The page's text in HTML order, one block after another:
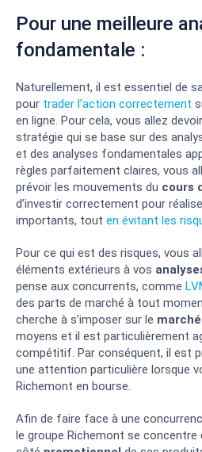
BROKER
Des frais
comparés
sécurisée
Copy
Pour une meilleure
fondamentale :
Naturellement, il est essentiel de
pour trader l’action correctement
en ligne. Pour cela, vous allez
stratégie qui se base sur des
et des analyses fondamentales
règles parfaitement claires, vous
prévoir les mouvements du cours
d’investir correctement pour
importants, tout en évitant les
Pour ce qui est des risques, vous
éléments extérieurs à vos
pense aux concurrents, comme
des parts de marché à tout
cherche à s’imposer sur le
moyens et il est particulièrement
compétitif. Par conséquent, il est
une attention particulière lorsque
Richemont en bourse.
Afin de faire face à une
le groupe Richemont se concentre